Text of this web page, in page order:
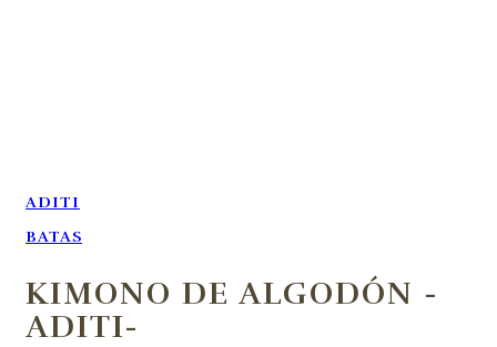
ADITI
BATAS
KIMONO DE ALGODÓN -
ADITI-